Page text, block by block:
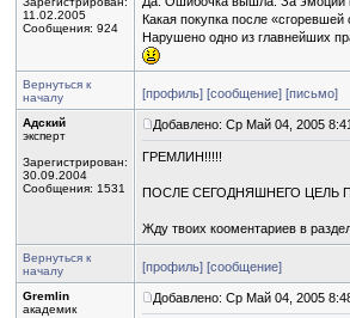
11.02.2005
Сообщения: 924
Какая покупка после
Нарушено одно из главнейших
Вернуться к
началу
[профиль] [сообщение] [письмо]
Адский
эксперт
Зарегистрирован:
30.09.2004
Сообщения: 1531
Добавлено: Ср Май 04, 2005
ГРЕМЛИН!!!!!
ПОСЛЕ СЕГОДНЯШНЕГО ЦЕЛЬ
Жду твоих кооментариев в
Вернуться к
началу
[профиль] [сообщение]
Gremlin
академик
Добавлено: Ср Май 04, 2005